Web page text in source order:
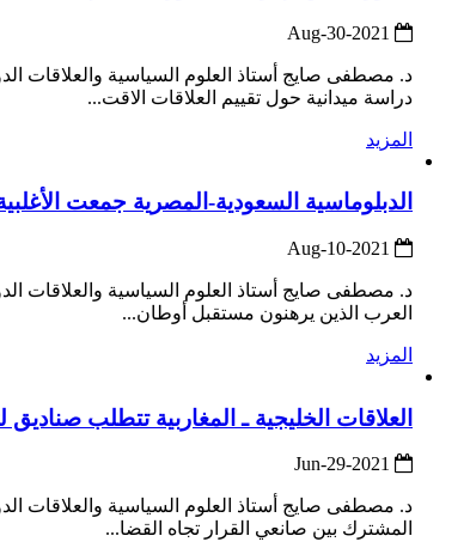
دراسة ميدانية حول تقييم العلاقات الاقت...
المزيد
الدبلوماسية السعودية-المصرية جمعت
د. مصطفى صايج أستاذ العلوم السياسية والعلاقات
العرب الذين يرهنون مستقبل أوطان...
المزيد
العلاقات الخليجية ـ المغاربية تتطلب صناديق
د. مصطفى صايج أستاذ العلوم السياسية والعلاقات
المشترك بين صانعي القرار تجاه القضا...